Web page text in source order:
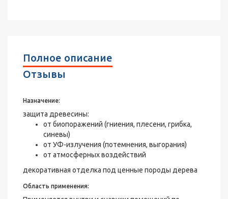
Полное описание
Отзывы
Назначение:
защита древесины:
от биопоражений (гниения, плесени, грибка,
синевы)
от УФ-излучения (потемнения, выгорания)
от атмосферных воздействий
декоративная отделка под ценные породы дерева
Область применения: